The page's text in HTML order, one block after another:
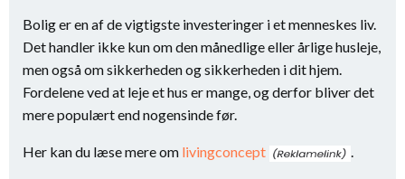
Bolig er en af de vigtigste investeringer i et menneskes liv.
Det handler ikke kun om den månedlige eller årlige husleje,
men også om sikkerheden og sikkerheden i dit hjem.
Fordelene ved at leje et hus er mange, og derfor bliver det
mere populært end nogensinde før.
Her kan du læse mere om livingconcept .